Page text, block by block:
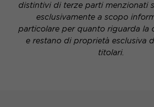
distintivi di terze parti menzionati
esclusivamente a scopo
particolare per quanto riguarda la
e restano di proprietà esclusiva
titolari.